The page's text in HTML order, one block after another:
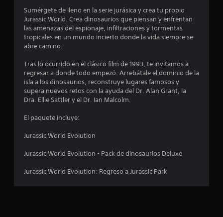
o
m
d
i
.
Sumérgete de lleno en la serie jurásica y crea tu propio
Jurassic World. Crea dinosaurios que piensan y enfrentan
las amenazas del espionaje, infiltraciones y tormentas
tropicales en un mundo incierto donde la vida siempre se
abre camino.
Tras lo ocurrido en el clásico film de 1993, te invitamos a
regresar a donde todo empezó. Arrebátale el dominio de la
isla a los dinosaurios, reconstruye lugares famosos y
supera nuevos retos con la ayuda del Dr. Alan Grant, la
Dra. Ellie Sattler y el Dr. Ian Malcolm.
El paquete incluye:
Jurassic World Evolution
Jurassic World Evolution - Pack de dinosaurios Deluxe
Jurassic World Evolution: Regreso a Jurassic Park